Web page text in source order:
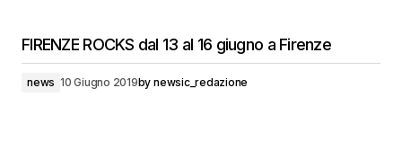
FIRENZE ROCKS dal 13 al 16 giugno a Firenze
news 10 Giugno 2019by newsic_redazione